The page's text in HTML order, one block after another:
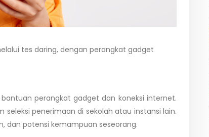
tes daring, dengan perangkat gadget
perangkat gadget dan koneksi internet.
seleksi penerimaan di sekolah atau instansi lain.
dan potensi kemampuan seseorang.